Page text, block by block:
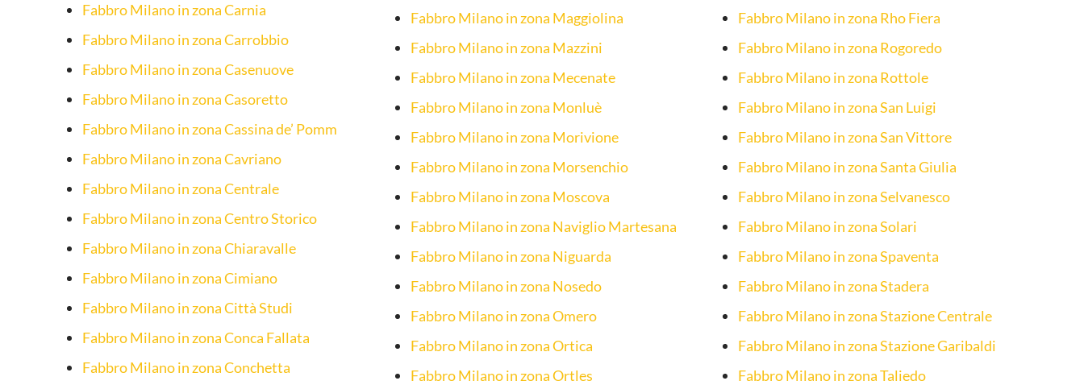
Fabbro Milano in zona Carnia
Fabbro Milano in zona Carrobbio
Fabbro Milano in zona Casenuove
Fabbro Milano in zona Casoretto
Fabbro Milano in zona Cassina de’ Pomm
Fabbro Milano in zona Cavriano
Fabbro Milano in zona Centrale
Fabbro Milano in zona Centro Storico
Fabbro Milano in zona Chiaravalle
Fabbro Milano in zona Cimiano
Fabbro Milano in zona Città Studi
Fabbro Milano in zona Conca Fallata
Fabbro Milano in zona Conchetta
Fabbro Milano in zona Maggiolina
Fabbro Milano in zona Mazzini
Fabbro Milano in zona Mecenate
Fabbro Milano in zona Monluè
Fabbro Milano in zona Morivione
Fabbro Milano in zona Morsenchio
Fabbro Milano in zona Moscova
Fabbro Milano in zona Naviglio Martesana
Fabbro Milano in zona Niguarda
Fabbro Milano in zona Nosedo
Fabbro Milano in zona Omero
Fabbro Milano in zona Ortica
Fabbro Milano in zona Ortles
Fabbro Milano in zona Rho Fiera
Fabbro Milano in zona Rogoredo
Fabbro Milano in zona Rottole
Fabbro Milano in zona San Luigi
Fabbro Milano in zona San Vittore
Fabbro Milano in zona Santa Giulia
Fabbro Milano in zona Selvanesco
Fabbro Milano in zona Solari
Fabbro Milano in zona Spaventa
Fabbro Milano in zona Stadera
Fabbro Milano in zona Stazione Centrale
Fabbro Milano in zona Stazione Garibaldi
Fabbro Milano in zona Taliedo